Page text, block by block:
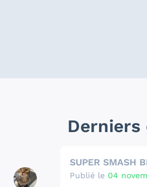
SUPER SMASH
Publié le 04